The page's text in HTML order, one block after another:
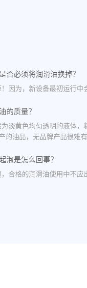
否必须将润滑油换掉？
因为，新设备最初运行
的质量？
淡黄色均匀透明的液体
的油品，无品牌产品很难
泡是怎么回事？
合格的润滑油使用中不
白是由于油箱进水后造成